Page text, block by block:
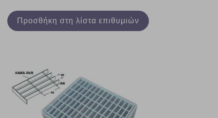
Προσθήκη στη λίστα επιθυμιών